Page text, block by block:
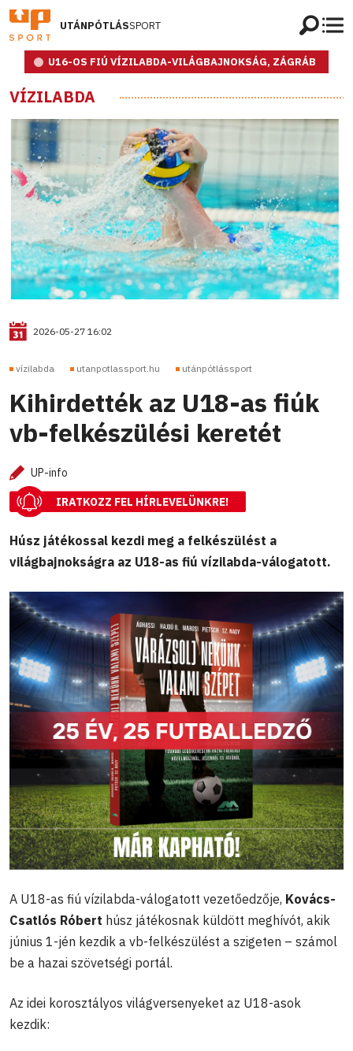
UTÁNPÓTLÁSSPORT
U16-OS FIÚ VÍZILABDA-VILÁGBAJNOKSÁG, ZÁGRÁB
VÍZILABDA
2026-05-27 16:02
vízilabda utanpotlassport.hu utánpótlássport
Kihirdették az U18-as fiúk
vb-felkészülési keretét
UP-info
IRATKOZZ FEL HÍRLEVELÜNKRE!
Húsz játékossal kezdi meg a felkészülést a
világbajnokságra az U18-as fiú vízilabda-válogatott.
A U18-as fiú vízilabda-válogatott vezetőedzője, Kovács-
Csatlós Róbert húsz játékosnak küldött meghívót, akik
június 1-jén kezdik a vb-felkészülést a szigeten – számol
be a hazai szövetségi portál.
Az idei korosztályos világversenyeket az U18-asok
kezdik: